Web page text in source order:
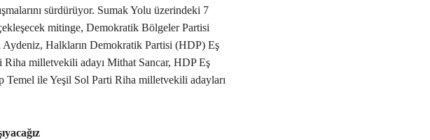
sürdürüyor. Sumak Yolu üzerindeki 7
mitinge, Demokratik Bölgeler Partisi
Aydeniz, Halkların Demokratik Partisi (HDP) Eş
Riha milletvekili adayı Mithat Sancar, HDP Eş
Temel ile Yeşil Sol Parti Riha milletvekili adayları